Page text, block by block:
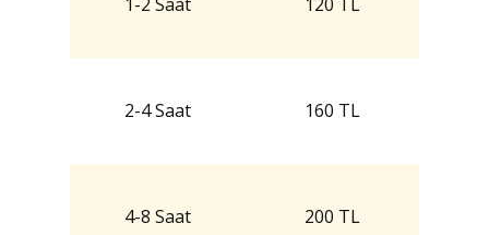
2-4 Saat 160 TL
4-8 Saat 200 TL